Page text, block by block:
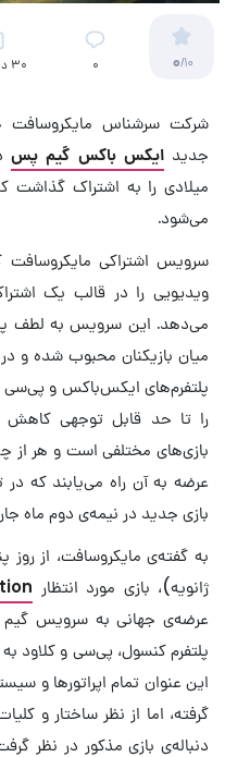
0/10 ۰ 30 دی 1400
شرکت سرشناس
جدیدایکس باکس گیم پس
میلادی را به اشتراک گذاشت
می‌شود.
سرویس اشتراکی مایکروسافت
ویدیویی را در قالب یک
می‌دهد. این سرویس به لطف
پلتفرم‌های ایکس‌باکس و
را تا حد قابل توجهی
بازی‌های مختلفی است و هر از
عرضه به آن راه می‌یابند که در
بازی جدید در نیمه‌ی دوم ماه
به گفته‌ی مایکروسافت، از
ژانویه)، بازی مورد انتظار
عرضه‌ی جهانی به سرویس
پلتفرم کنسول، پی‌سی و کلاود
این عنوان تمام اپراتورها و
گرفته، اما از نظر ساختار و
دنباله‌ی بازی مذکور در نظر